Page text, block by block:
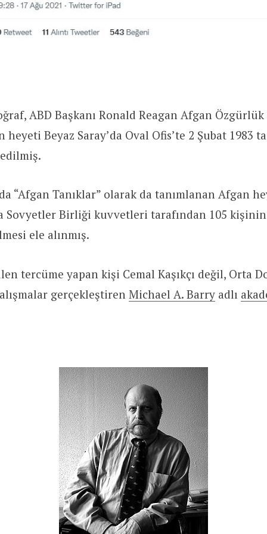
ABD Başkanı Ronald Reagan Afgan Özgürlük
Beyaz Saray’da Oval Ofis’te 2 Şubat 1983
“Afgan Tanıklar” olarak da tanımlanan Afgan
Sovyetler Birliği kuvvetleri tarafından 105
ele alınmış.
tercüme yapan kişi Cemal Kaşıkçı değil, Orta
gerçekleştiren Michael A. Barry adlı